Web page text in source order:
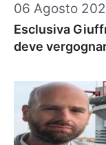
06 Agosto
Esclusiva
deve